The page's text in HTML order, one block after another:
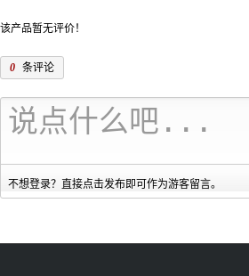
该产品暂无评价！
0 条评论
不想登录？直接点击发布即可作为游客留言。